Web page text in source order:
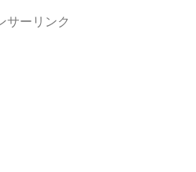
サーリンク